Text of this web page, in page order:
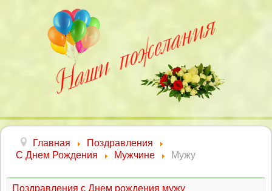
Главная
Поздравления
С Днем Рождения
Мужчине Мужу
Поздравления с Днем рождения мужу